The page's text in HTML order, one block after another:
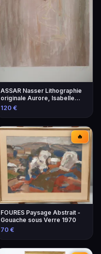
ASSAR Nasser Lithographie
originale Aurore, Isabelle
1979
120 €
🔥
FOURES Paysage Abstrait -
Gouache sous Verre 1970
70 €